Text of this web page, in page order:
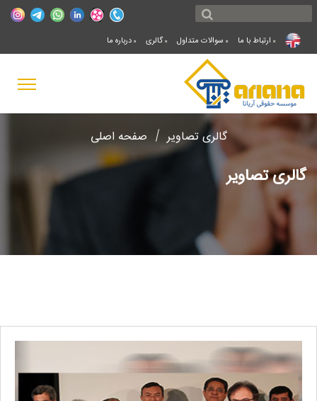
ارتباط با ما سوالات متداول گالری درباره ما
صفحه اصلی گالری تصاویر
گالری تصاویر